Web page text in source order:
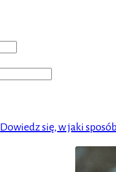
Dowiedz się, w jaki